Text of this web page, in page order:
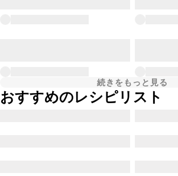
続きをもっと見る
おすすめのレシピリスト